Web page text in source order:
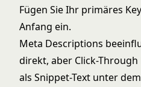
Fügen Sie Ihr primäres
Anfang ein.
Meta Descriptions
direkt, aber Click-Through
als Snippet-Text unter